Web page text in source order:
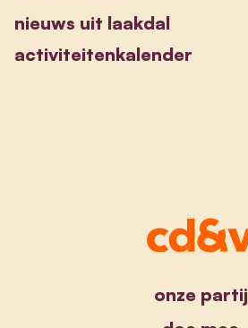
nieuws uit laakdal
activiteitenkalender
onze partij